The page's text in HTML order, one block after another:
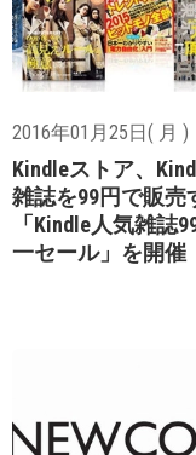
2016年01月25日( 月 )
Kindleストア、
雑誌を99円で販売
「Kindle人気雑誌
一セール」を開催